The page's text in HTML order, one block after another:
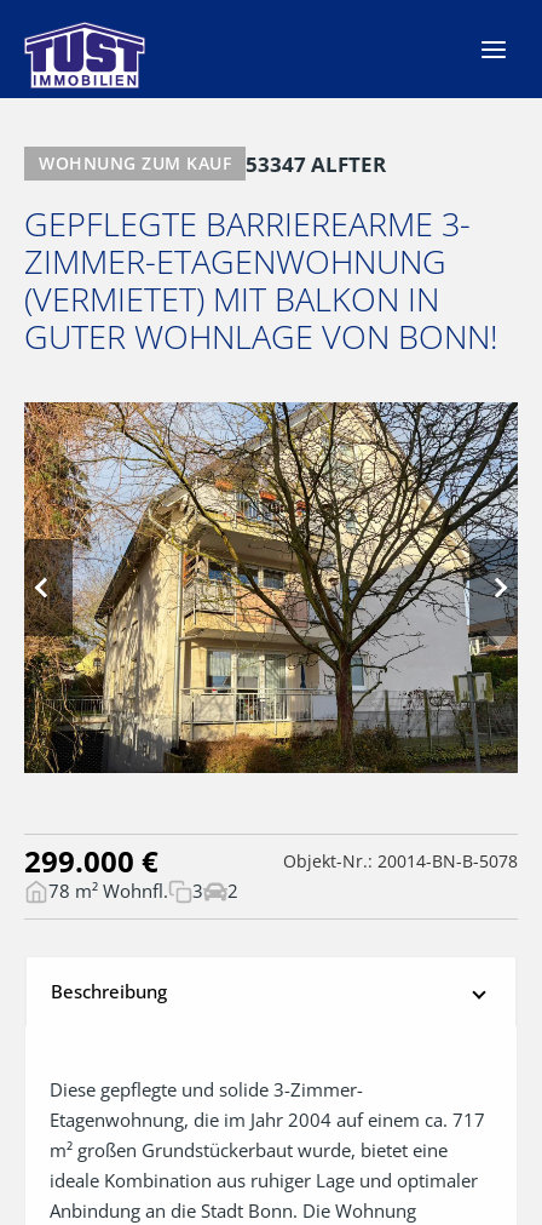
Inhalt
springen
WOHNUNG ZUM KAUF 53347 ALFTER
GEPFLEGTE BARRIEREARME 3-
ZIMMER-ETAGENWOHNUNG
(VERMIETET) MIT BALKON IN
GUTER WOHNLAGE VON BONN!
299.000 € Objekt-Nr.: 20014-BN-B-5078
78 m² Wohnfl. 3 2
Beschreibung
Diese gepflegte und solide 3-Zimmer-
Etagenwohnung, die im Jahr 2004 auf einem ca. 717
m² großen Grundstückerbaut wurde, bietet eine
ideale Kombination aus ruhiger Lage und optimaler
Anbindung an die Stadt Bonn. Die Wohnung